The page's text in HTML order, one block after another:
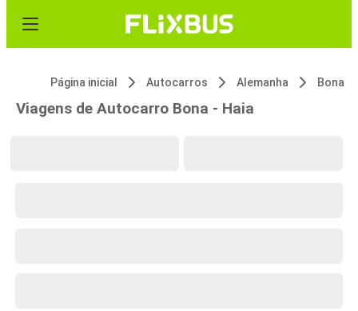
Página inicial Autocarros Alemanha Bona
Viagens de Autocarro Bona - Haia